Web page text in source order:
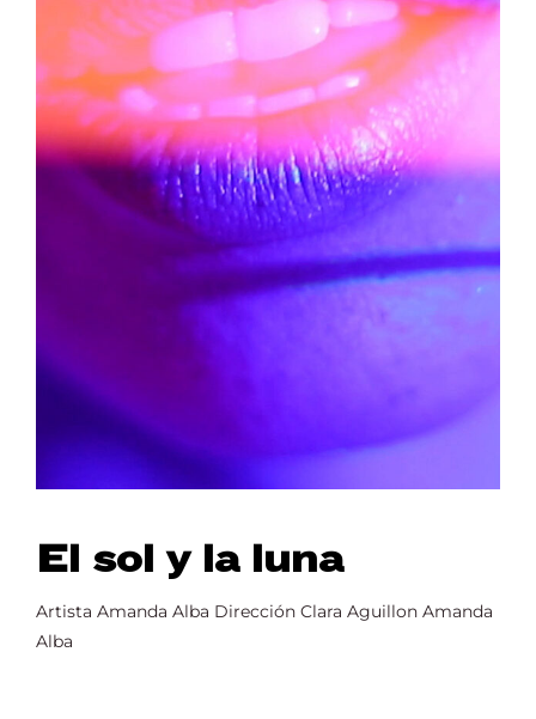
El sol y la luna
Artista Amanda Alba Dirección Clara Aguillon Amanda
Alba